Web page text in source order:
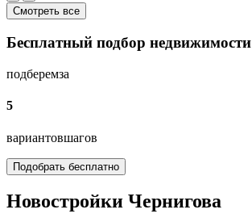
Смотреть все
Бесплатный подбор недвижимости
подберемза
5
вариантовшагов
Подобрать бесплатно
Новостройки Чернигова